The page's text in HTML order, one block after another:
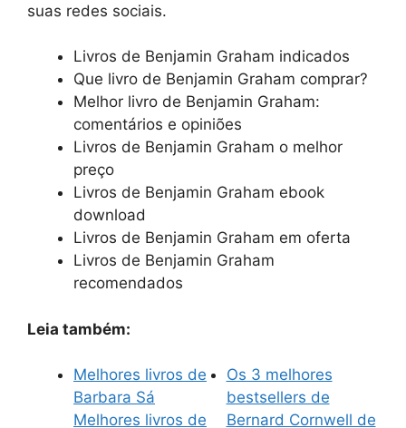
suas redes sociais.
Livros de Benjamin Graham indicados
Que livro de Benjamin Graham comprar?
Melhor livro de Benjamin Graham:
comentários e opiniões
Livros de Benjamin Graham o melhor
preço
Livros de Benjamin Graham ebook
download
Livros de Benjamin Graham em oferta
Livros de Benjamin Graham
recomendados
Leia também:
Melhores livros de
Barbara Sá
Os 3 melhores
bestsellers de
Bernard Cornwell de
Melhores livros de